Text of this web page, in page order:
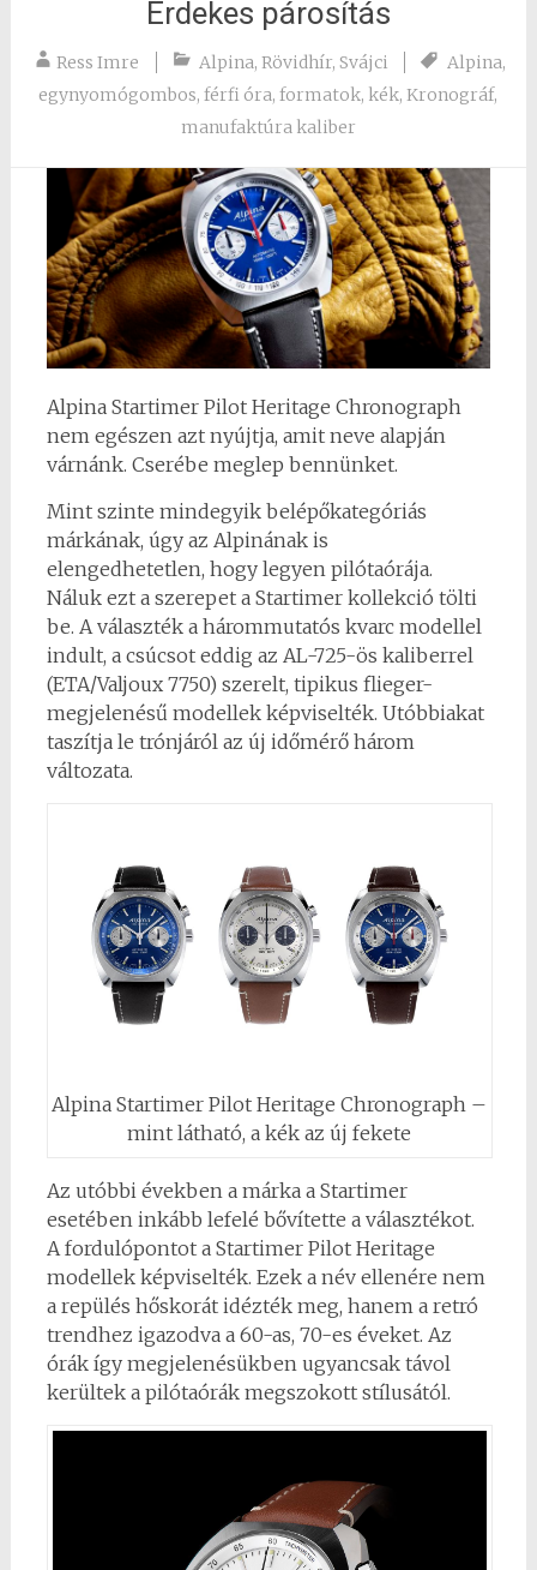
Érdekes párosítás
Ress Imre Alpina,Rövidhír,Svájci Alpina,
egynyomógombos,férfi óra,formatok, kék,Kronográf,
manufaktúra kaliber
Alpina Startimer Pilot Heritage Chronograph
nem egészen azt nyújtja, amit neve alapján
várnánk. Cserébe meglep bennünket.
Mint szinte mindegyik belépőkategóriás
márkának, úgy az Alpinának is
elengedhetetlen, hogy legyen pilótaórája.
Náluk ezt a szerepet a Startimer kollekció tölti
be. A választék a hárommutatós kvarc modellel
indult, a csúcsot eddig az AL-725-ös kaliberrel
(ETA/Valjoux 7750) szerelt, tipikus flieger-
megjelenésű modellek képviselték. Utóbbiakat
taszítja le trónjáról az új időmérő három
változata.
Alpina Startimer Pilot Heritage Chronograph –
mint látható, a kék az új fekete
Az utóbbi években a márka a Startimer
esetében inkább lefelé bővítette a választékot.
A fordulópontot a Startimer Pilot Heritage
modellek képviselték. Ezek a név ellenére nem
a repülés hőskorát idézték meg, hanem a retró
trendhez igazodva a 60-as, 70-es éveket. Az
órák így megjelenésükben ugyancsak távol
kerültek a pilótaórák megszokott stílusától.